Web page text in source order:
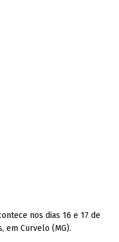
nos dias 16 e 17 de
em Curvelo (MG).